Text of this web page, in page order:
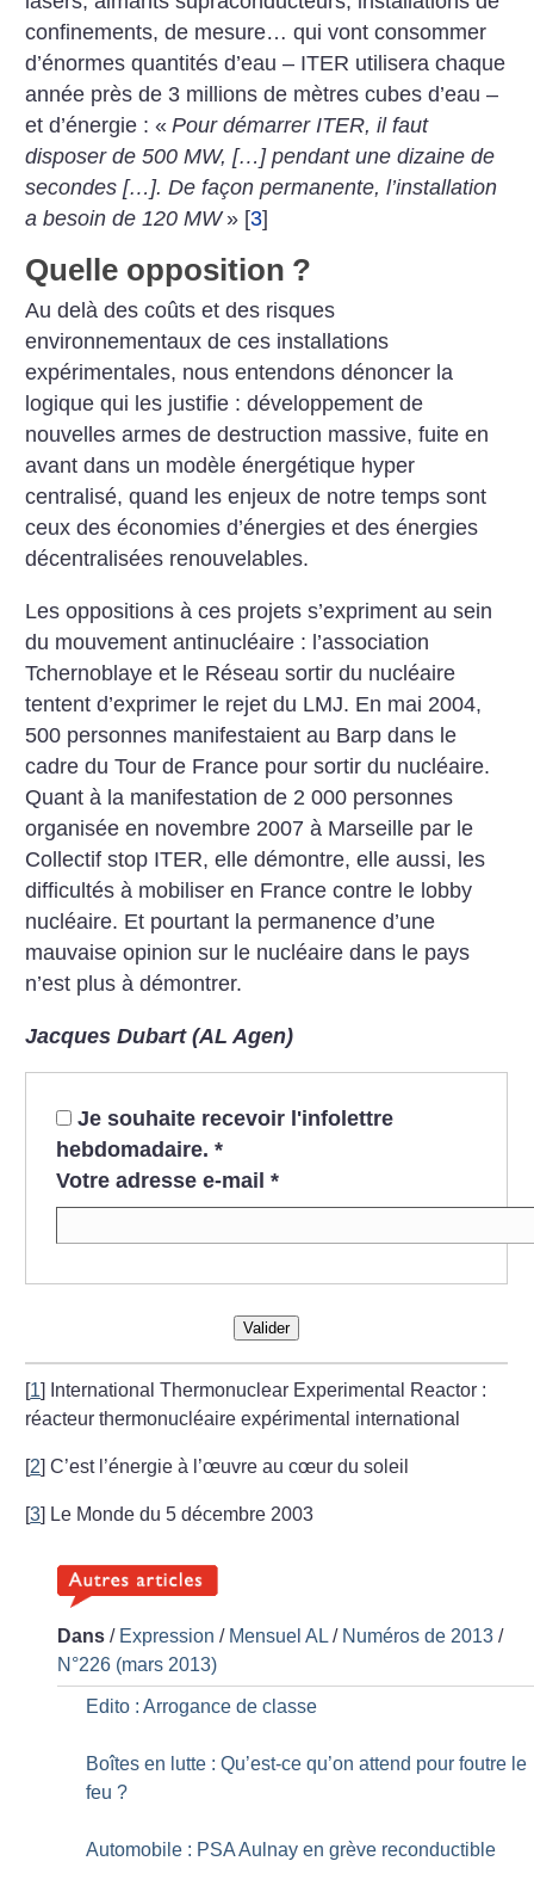
confinements, de mesure… qui vont consommer
d’énormes quantités d’eau – ITER utilisera chaque
année près de 3 millions de mètres cubes d’eau –
et d’énergie : « Pour démarrer ITER, il faut
disposer de 500 MW, […] pendant une dizaine de
secondes […]. De façon permanente, l’installation
a besoin de 120 MW » [3]
Quelle opposition ?
Au delà des coûts et des risques
environnementaux de ces installations
expérimentales, nous entendons dénoncer la
logique qui les justifie : développement de
nouvelles armes de destruction massive, fuite en
avant dans un modèle énergétique hyper
centralisé, quand les enjeux de notre temps sont
ceux des économies d’énergies et des énergies
décentralisées renouvelables.
Les oppositions à ces projets s’expriment au sein
du mouvement antinucléaire : l’association
Tchernoblaye et le Réseau sortir du nucléaire
tentent d’exprimer le rejet du LMJ. En mai 2004,
500 personnes manifestaient au Barp dans le
cadre du Tour de France pour sortir du nucléaire.
Quant à la manifestation de 2 000 personnes
organisée en novembre 2007 à Marseille par le
Collectif stop ITER, elle démontre, elle aussi, les
difficultés à mobiliser en France contre le lobby
nucléaire. Et pourtant la permanence d’une
mauvaise opinion sur le nucléaire dans le pays
n’est plus à démontrer.
Jacques Dubart (AL Agen)
Je souhaite recevoir l'infolettre
hebdomadaire. *
Votre adresse e-mail *
Valider
[1]
International Thermonuclear Experimental Reactor :
réacteur thermonucléaire expérimental international
[2]C’est l’énergie à l’œuvre au cœur du soleil
[3] Le Monde du 5 décembre 2003
Dans / Expression / Mensuel AL / Numéros de 2013 /
N°226 (mars 2013)
Edito : Arrogance de classe
Boîtes en lutte : Qu’est-ce qu’on attend pour foutre le
feu ?
Automobile : PSA Aulnay en grève reconductible